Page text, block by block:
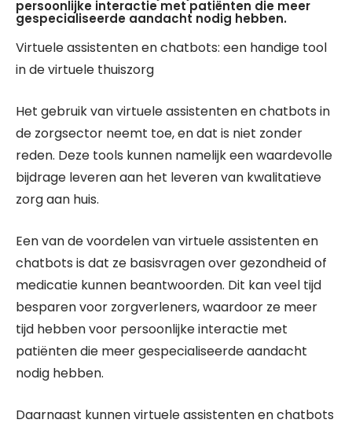
persoonlijke interactie met patiënten die meer
gespecialiseerde aandacht nodig hebben.
Virtuele assistenten en chatbots: een handige tool
in de virtuele thuiszorg
Het gebruik van virtuele assistenten en chatbots in
de zorgsector neemt toe, en dat is niet zonder
reden. Deze tools kunnen namelijk een waardevolle
bijdrage leveren aan het leveren van kwalitatieve
zorg aan huis.
Een van de voordelen van virtuele assistenten en
chatbots is dat ze basisvragen over gezondheid of
medicatie kunnen beantwoorden. Dit kan veel tijd
besparen voor zorgverleners, waardoor ze meer
tijd hebben voor persoonlijke interactie met
patiënten die meer gespecialiseerde aandacht
nodig hebben.
Daarnaast kunnen virtuele assistenten en chatbots